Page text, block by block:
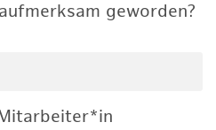
geworden?